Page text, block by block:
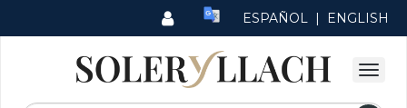
ESPAÑOL | ENGLISH